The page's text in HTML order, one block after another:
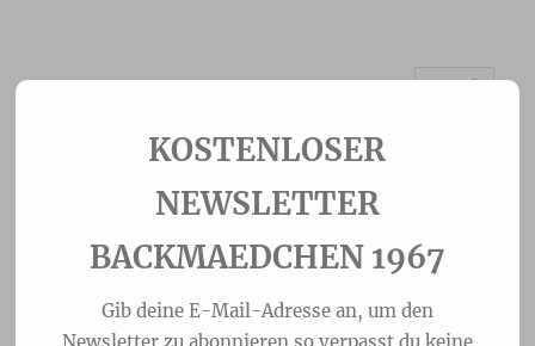
NEWSLETTER
BACKMAEDCHEN 1967
Gib deine E-Mail-Adresse an, um den